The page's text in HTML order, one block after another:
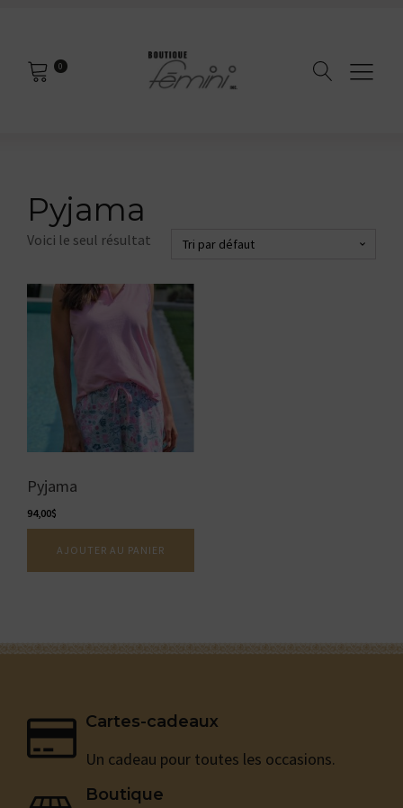
0
Pyjama
Voici le seul résultat
Pyjama
94,00$
AJOUTER AU PANIER
Cartes-cadeaux
Un cadeau pour toutes les occasions.
Boutique